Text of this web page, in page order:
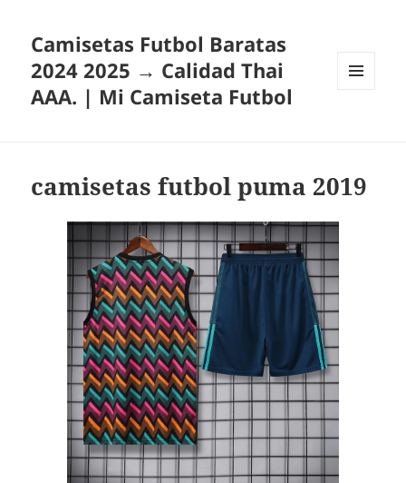
Camisetas Futbol Baratas
2024 2025 → Calidad Thai
AAA. | Mi Camiseta Futbol
camisetas futbol puma 2019